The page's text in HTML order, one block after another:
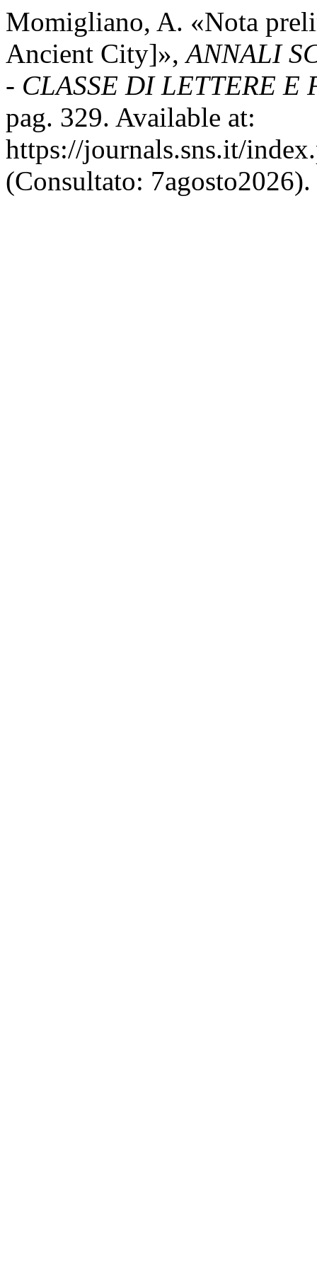
Momigliano, A. «Nota
Ancient City]»,ANNALI
- CLASSE DI LETTERE E
pag. 329. Available at:
https://journals.sns.it/
(Consultato: 7agosto2026).